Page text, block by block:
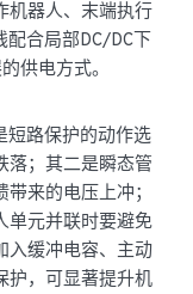
机器人、末端执行
合局部DC/DC下
供电方式。
短路保护的动作选
落；其二是瞬态管
来的电压上冲；
单元并联时要避免
入缓冲电容、主动
护，可显著提升机